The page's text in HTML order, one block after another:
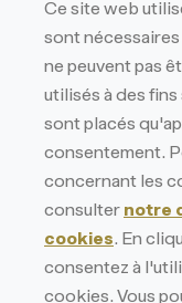
Privacyverklaring
Ce site web
sont
ne peuvent pas
utilisés à des
sont placés
consentement.
concernant les
consulter notre
cookies. En
consentez à
cookies. Vous